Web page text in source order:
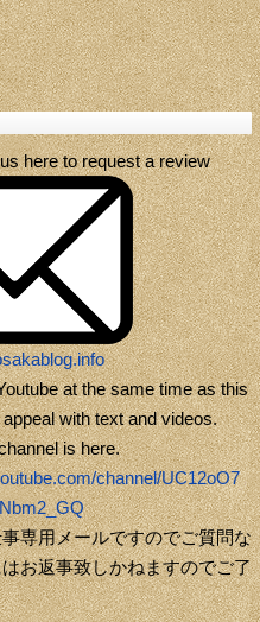
here to request a review
at the same time as this
with text and videos.
is here.
channel/UC12oO7
専用メールですのでご質問な
お返事致しかねますのでご了